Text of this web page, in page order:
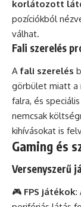
korlátozott
pozíciókból
válhat.
Fali szerelés
Afali szerelés
görbület miatt a
falra, és
nemcsak
kihívásokat is
Gaming és
Versenyszerű
🎮 FPS játékok: